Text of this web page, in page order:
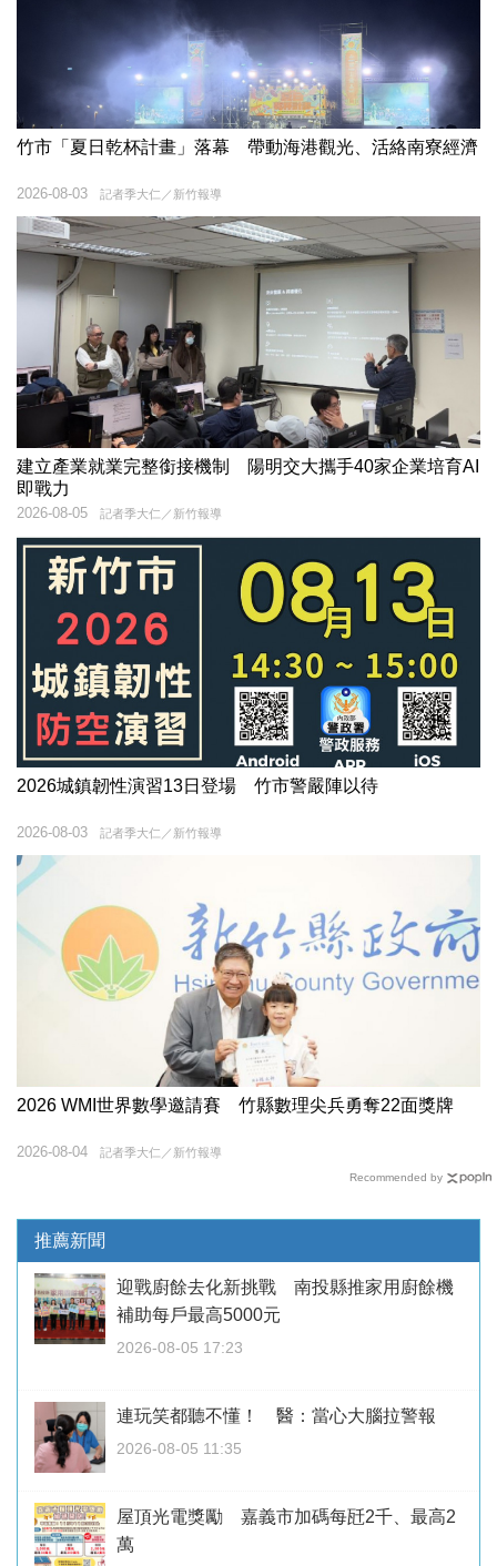
竹市「夏日乾杯計畫」落幕 帶動海港觀光、活絡南寮經濟
記者季大仁／新竹報導
2026-08-03
建立產業就業完整銜接機制 陽明交大攜手40家企業培育AI
即戰力
記者季大仁／新竹報導
2026-08-05
2026城鎮韌性演習13日登場 竹市警嚴陣以待
記者季大仁／新竹報導
2026-08-03
2026 WMI世界數學邀請賽 竹縣數理尖兵勇奪22面獎牌
記者季大仁／新竹報導
2026-08-04
Recommended by
推薦新聞
迎戰廚餘去化新挑戰 南投縣推家用廚餘機
補助每戶最高5000元
2026-08-05 17:23
連玩笑都聽不懂！ 醫：當心大腦拉警報
2026-08-05 11:35
屋頂光電獎勵 嘉義市加碼每瓩2千、最高2
萬